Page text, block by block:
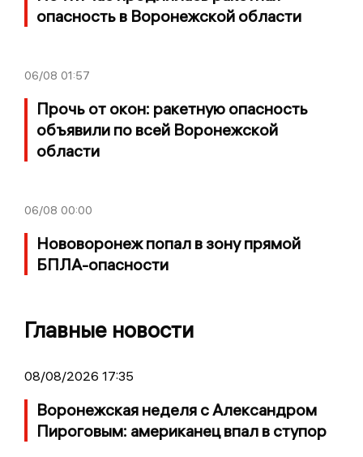
опасность в Воронежской области
06/08 01:57
Прочь от окон: ракетную опасность
объявили по всей Воронежской
области
06/08 00:00
Нововоронеж попал в зону прямой
БПЛА-опасности
Главные новости
08/08/2026 17:35
Воронежская неделя с Александром
Пироговым: американец впал в ступор